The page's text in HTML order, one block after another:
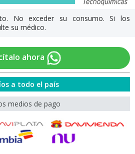
No exceder su consumo. Si los
su médico.
ahora
a todo el país
medios de pago